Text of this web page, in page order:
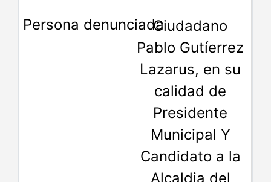
Ciudadano
Pablo Gutíerrez
Lazarus, en su
calidad de
Presidente
Municipal Y
Candidato a la
Alcaldia del